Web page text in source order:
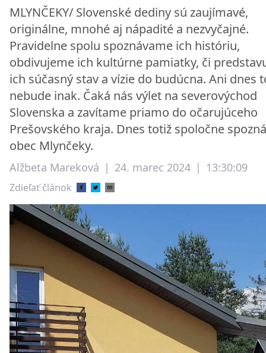
MLYNČEKY/ Slovenské dediny sú zaujímavé,
originálne, mnohé aj nápadité a nezvyčajné.
Pravidelne spolu spoznávame ich históriu,
obdivujeme ich kultúrne pamiatky, či
ich súčasný stav a vízie do budúcna. Ani dnes
nebude inak. Čaká nás výlet na severovýchod
Slovenska a zavítame priamo do očarujúceho
Prešovského kraja. Dnes totiž spoločne
obec Mlynčeky.
Alžbeta Mareková | 24. marec 2024 | 13:30:09
Zdieľať článok